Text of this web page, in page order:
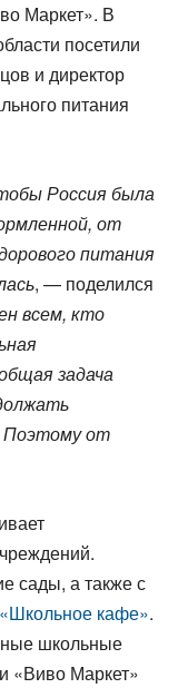
Маркет». В
посетили
и директор
питания
Россия была
от
питания
, — поделился
всем, кто
задача
Поэтому от
сады, а также с
кафе».
школьные
«Виво Маркет»